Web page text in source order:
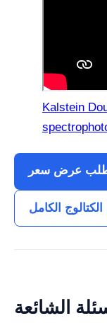
Kalstein
عرض سعر
الكامل
الشائعة